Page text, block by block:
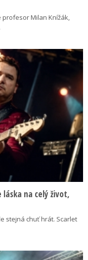
profesor Milan Knížák,
láska na celý život,
stejná chuť hrát. Scarlet